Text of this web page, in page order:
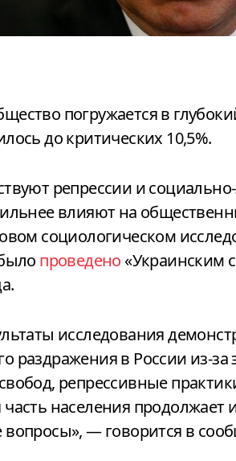
погружается в
до критических 10,5%.
влияют на
социологическом
проведено«Украинским
исследования
раздражения в России из-
репрессивные
населения продолжает
вопросы», — говорится в